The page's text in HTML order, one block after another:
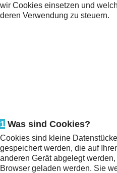
wir Cookies einsetzen und
deren Verwendung zu steuern.
1 Was sind Cookies?
Cookies sind kleine
gespeichert werden, die auf
anderen Gerät abgelegt
Browser geladen werden. Sie